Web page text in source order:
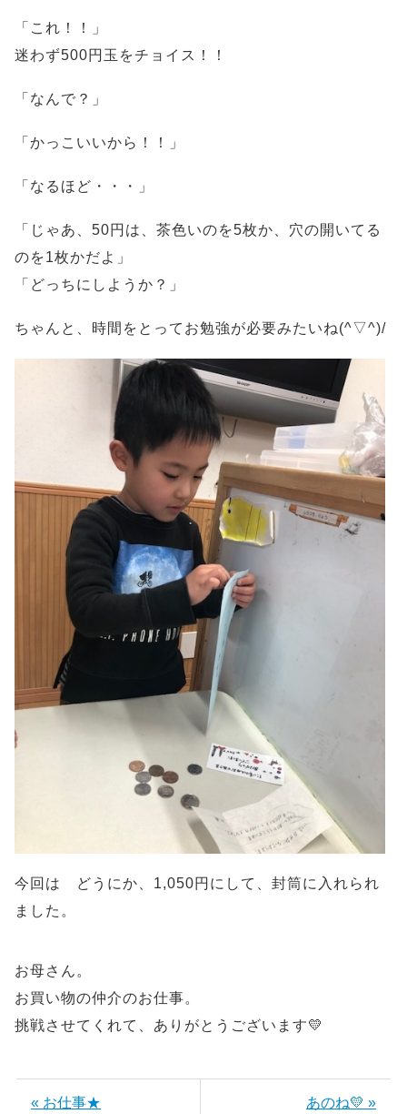
「これ！！」
迷わず500円玉をチョイス！！
「なんで？」
「かっこいいから！！」
「なるほど・・・」
「じゃあ、50円は、茶色いのを5枚か、穴の開いてる
のを1枚かだよ」
「どっちにしようか？」
ちゃんと、時間をとってお勉強が必要みたいね(^▽^)/
今回は どうにか、1,050円にして、封筒に入れられ
ました。
お母さん。
お買い物の仲介のお仕事。
挑戦させてくれて、ありがとうございます💛
« お仕事★ あのね💛 »